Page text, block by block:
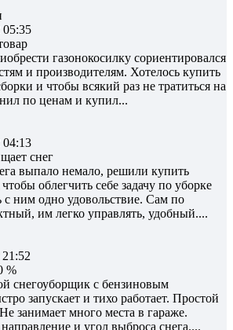
05:35
газонокосилку сориентировался
и производителям. Хотелось купить
и чтобы всякий раз не тратиться на
по ценам и купил...
04:13
снег
выпало немало, решили купить
облегчить себе задачу по уборке
с ним одно удовольствие. Сам по
им легко управлять, удобный....
%
снегоуборщик с бензиновым
запускает и тихо работает. Простой
занимает много места в гараже.
и угол выброса снега....